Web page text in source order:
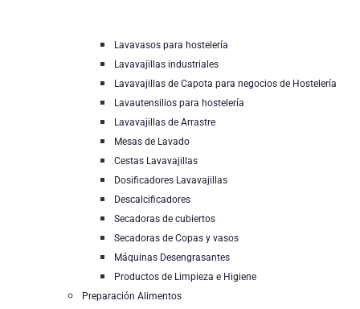
Lavavasos para hostelería
Lavavajillas industriales
Lavavajillas de Capota para negocios de Hostelería
Lavautensilios para hostelería
Lavavajillas de Arrastre
Mesas de Lavado
Cestas Lavavajillas
Dosificadores Lavavajillas
Descalcificadores
Secadoras de cubiertos
Secadoras de Copas y vasos
Máquinas Desengrasantes
Productos de Limpieza e Higiene
Preparación Alimentos